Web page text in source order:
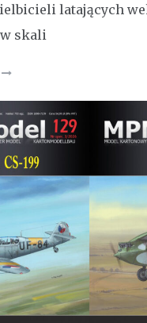
latających
skali